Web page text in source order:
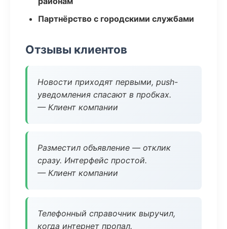
Партнёрство с городскими службами
Отзывы клиентов
Новости приходят первыми, push-
уведомления спасают в пробках.
— Клиент компании
Разместил объявление — отклик
сразу. Интерфейс простой.
— Клиент компании
Телефонный справочник выручил,
когда интернет пропал.